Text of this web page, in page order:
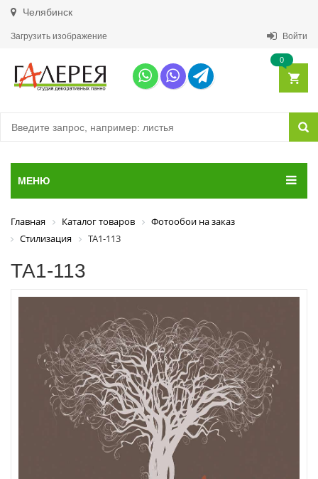
Челябинск
Загрузить изображение Войти
0
МЕНЮ
Главная Каталог товаров
Фотообои на заказ
Стилизация
ТА1-113
ТА1-113